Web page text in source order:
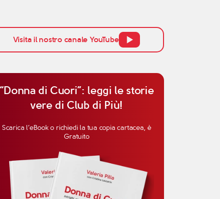
Per questo, quando si parla di
del Capricorno in amore, non
ma anche alla […]
Visita il nostro canale YouTube
di Cuori”: leggi le storie
vere di Club di Più!
Scarica l’eBook o richiedi la tua copia cartacea, è
Gratuito